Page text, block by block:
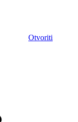
Otvoriti